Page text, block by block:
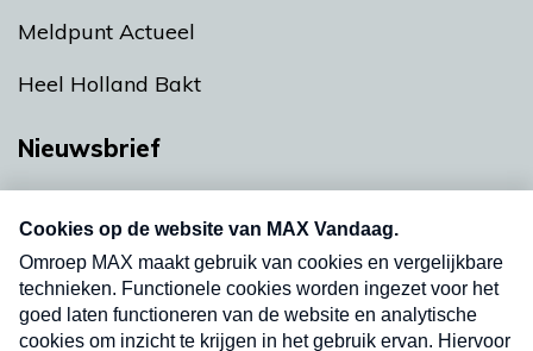
Meldpunt Actueel
Heel Holland Bakt
Nieuwsbrief
nieuwsbrief. Elke vrijdag- en dinsdagochtend in
uw mailbox.
Verzend